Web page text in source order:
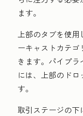
ます。
上部のタブを使用
ーキャストカテゴ
きます。 パイプラ
には、上部のド
す。
取引ステージの下